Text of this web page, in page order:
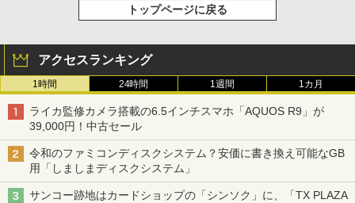
トップページに戻る
アクセスランキング
1時間 24時間 1週間 1カ月
ライカ監修カメラ搭載の6.5インチスマホ「AQUOS R9」が
39,000円！中古セール
令和のファミコンディスクシステム？安価に書き換え可能なGB
用「しましまディスクシステム」
サンコー跡地はカードショップの「シンソク」に、「TX PLAZA